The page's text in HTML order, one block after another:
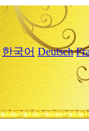
한국어 Deutsch